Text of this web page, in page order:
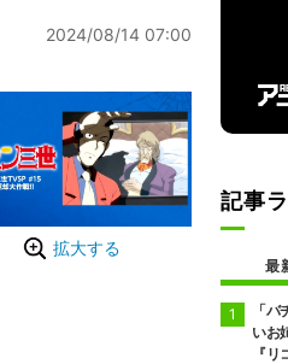
2024/08/14 07:00
拡大する
記事
最
「
いお
『